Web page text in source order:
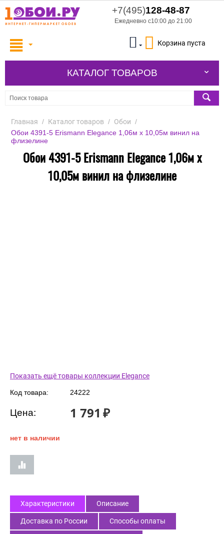
+7(495)128-48-87
Ежедневно с10:00 до 21:00
Корзина пуста
КАТАЛОГ ТОВАРОВ
Главная / Каталог товаров / Обои /
Обои 4391-5 Erismann Elegance 1,06м х 10,05м винил на
флизелине
Обои 4391-5 Erismann Elegance 1,06м х
10,05м винил на флизелине
Показать ещё товары коллекции Elegance
Код товара: 24222
Цена: 1 791 ₽
нет в наличии
Характеристики Описание
Доставка по России Способы оплаты